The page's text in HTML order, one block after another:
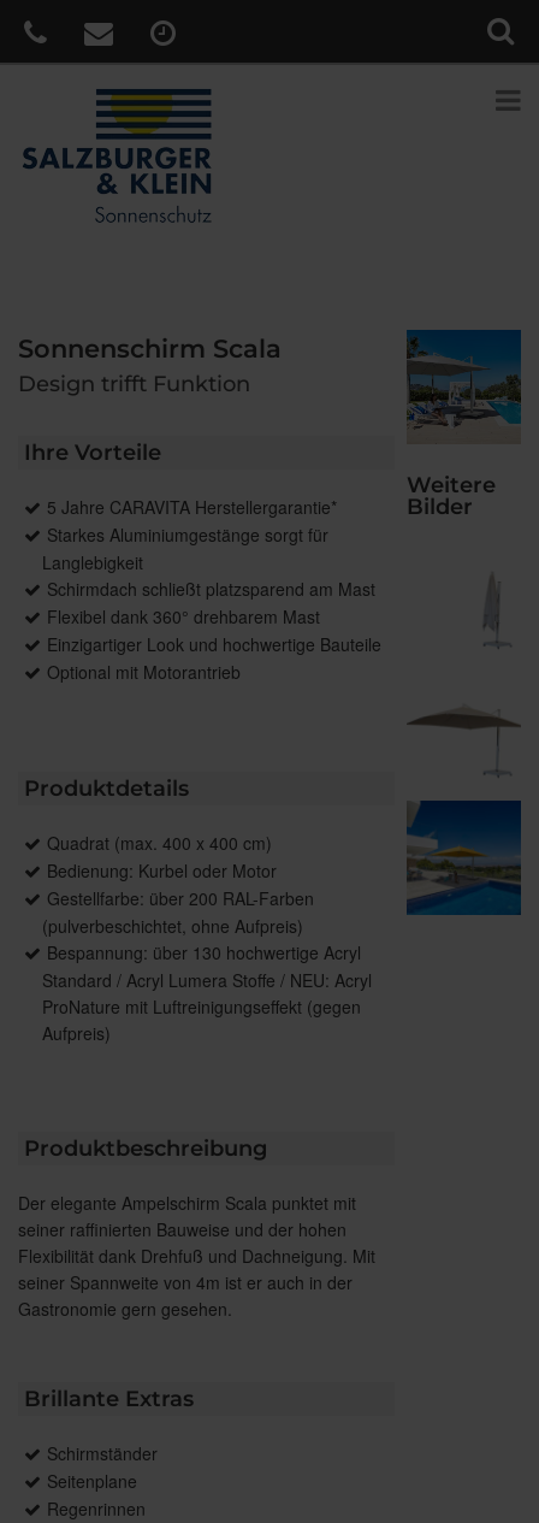
Sonnenschirm Scala
Design trifft Funktion
Ihre Vorteile
5 Jahre CARAVITA Herstellergarantie*
Starkes Aluminiumgestänge sorgt für
Langlebigkeit
Schirmdach schließt platzsparend am Mast
Flexibel dank 360° drehbarem Mast
Einzigartiger Look und hochwertige Bauteile
Optional mit Motorantrieb
Produktdetails
Quadrat (max. 400 x 400 cm)
Bedienung: Kurbel oder Motor
Gestellfarbe: über 200 RAL-Farben
(pulverbeschichtet, ohne Aufpreis)
Bespannung: über 130 hochwertige Acryl
Standard / Acryl Lumera Stoffe / NEU: Acryl
ProNature mit Luftreinigungseffekt (gegen
Aufpreis)
Produktbeschreibung
Der elegante Ampelschirm Scala punktet mit
seiner raffinierten Bauweise und der hohen
Flexibilität dank Drehfuß und Dachneigung. Mit
seiner Spannweite von 4m ist er auch in der
Gastronomie gern gesehen.
Brillante Extras
Schirmständer
Seitenplane
Regenrinnen
Weitere
Bilder